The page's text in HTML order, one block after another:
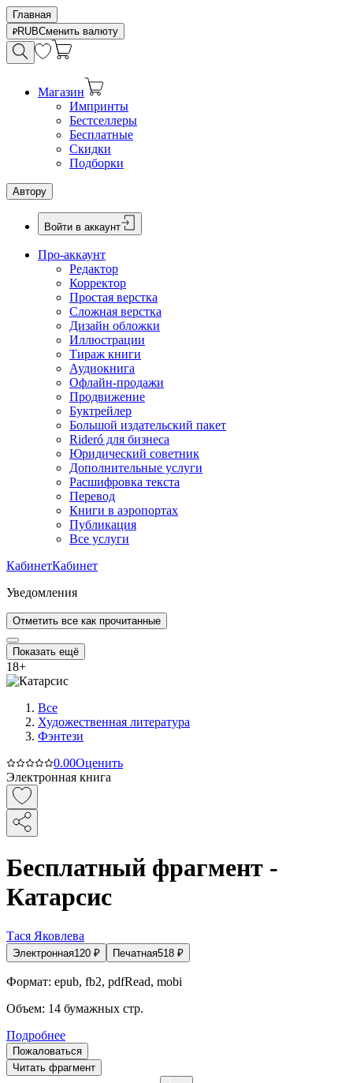
Главная
RUBСменить валюту
Магазин
Импринты
Бестселлеры
Бесплатные
Скидки
Подборки
Автору
Войти в аккаунт
Про-аккаунт
Редактор
Корректор
Простая верстка
Сложная верстка
Дизайн обложки
Иллюстрации
Тираж книги
Аудиокнига
Офлайн-продажи
Продвижение
Буктрейлер
Большой издательский пакет
Rideró для бизнеса
Юридический советник
Дополнительные услуги
Расшифровка текста
Перевод
Книги в аэропортах
Публикация
Все услуги
КабинетКабинет
Уведомления
Отметить все как прочитанные
Показать ещё
18+
Все
Художественная литература
Фэнтези
0.00Оценить
Электронная книга
Бесплатный фрагмент -
Катарсис
Тася Яковлева
Электронная120 ₽ Печатная518 ₽
Формат: epub, fb2, pdfRead, mobi
Объем: 14 бумажных стр.
Подробнее
Пожаловаться
Читать фрагмент